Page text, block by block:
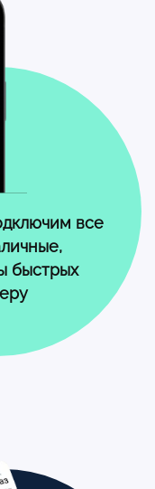
все
быстрых